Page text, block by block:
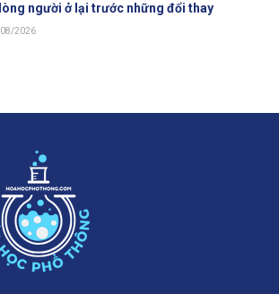
người ở lại trước những đổi thay
2026